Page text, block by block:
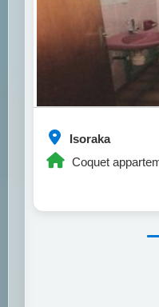
Isoraka
Coquet